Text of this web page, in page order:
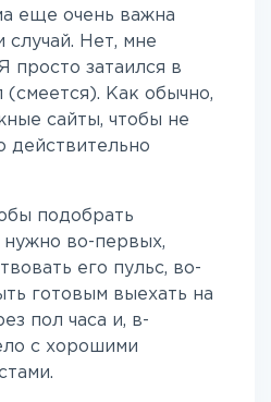
еще очень важна
случай. Нет, мне
просто затаился в
(смеется). Как обычно,
сайты, чтобы не
действительно
подобрать
нужно во-первых,
его пульс, во-
готовым выехать на
пол часа и, в-
с хорошими